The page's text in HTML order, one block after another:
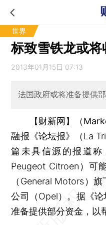
世界
标致雪铁龙或将
2013年01月15日 07:13
法国政府或将准备提供
【财新网】（
融报《论坛报》（La
篇未具信源的报道称
Peugeot Citroen）可
（General Motors）
公司（Opel）。据《
准备提供部分资金，以